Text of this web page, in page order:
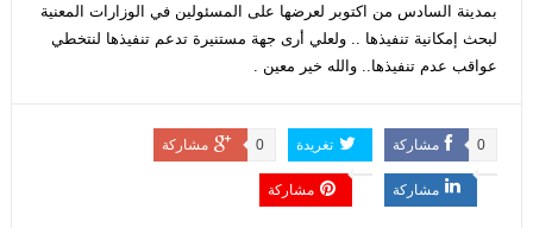
بمدينة السادس من اكتوبر لعرضها على المسئولين في الوزارات المعنية
لبحث إمكانية تنفيذها .. ولعلي أرى جهة مستنيرة تدعم تنفيذها لنتخطي
عواقب عدم تنفيذها.. والله خير معين .
مشاركة 0 تغريدة مشاركة 0
مشاركة مشاركة